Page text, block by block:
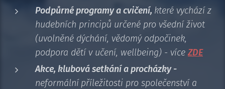
Podpůrné programy a cvičení, které vychází z
hudebních principů určené pro všední život
(uvolněné dýchání, vědomý odpočinek,
podpora dětí v učení, wellbeing) - víceZDE
Akce, klubová setkání a procházky -
neformální příležitosti pro společenství a